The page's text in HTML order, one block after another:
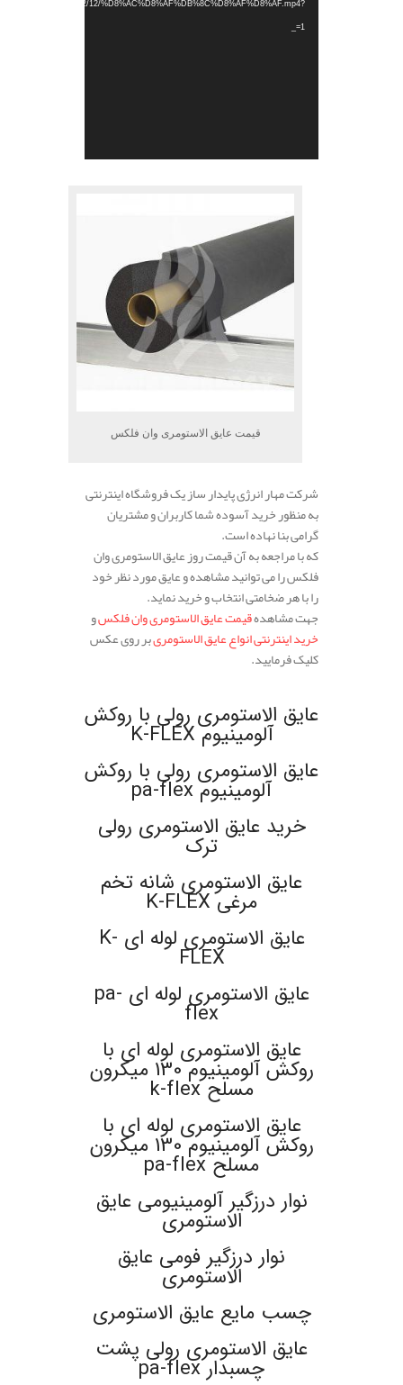
content/uploads/2022/12/%D8%AC%D8%AF%DB%8C%D8%AF%D8%AF.mp4?
_=1
قیمت عایق الاستومری وان فلکس
شرکت مهار انرژی پایدار ساز یک فروشگاه اینترنتی
به منظور خرید آسوده شما کاربران و مشتریان
گرامی بنا نهاده است.
که با مراجعه به آن قیمت روز عایق الاستومری وان
فلکس را می توانید مشاهده و عایق مورد نظر خود
را با هر ضخامتی انتخاب و خرید نماید.
جهت مشاهدهقیمت عایق الاستومری وان فلکسو
خرید اینترنتی انواع عایق الاستومریبر روی عکس
کلیک فرمایید.
عایق الاستومری رولی با روکش
آلومینیوم K-FLEX
عایق الاستومری رولی با روکش
آلومینیوم pa-flex
خرید عایق الاستومری رولی
ترک
عایق الاستومری شانه تخم
مرغی K-FLEX
عایق الاستومری لوله ای K-
FLEX
عایق الاستومری لوله ای pa-
flex
عایق الاستومری لوله ای با
روکش آلومینیوم 130 میکرون
مسلح k-flex
عایق الاستومری لوله ای با
روکش آلومینیوم 130 میکرون
مسلح pa-flex
نوار درزگیر آلومینیومی عایق
الاستومری
نوار درزگیر فومی عایق
الاستومری
چسب مایع عایق الاستومری
عایق الاستومری رولی پشت
چسبدار pa-flex